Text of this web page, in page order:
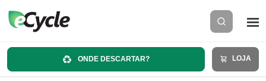
ONDE DESCARTAR? LOJA